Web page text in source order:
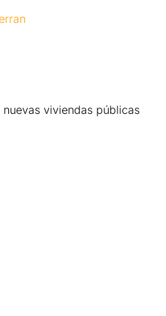
viviendas públicas